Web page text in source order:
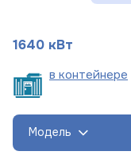
1640 кВт
в контейнере
Модель